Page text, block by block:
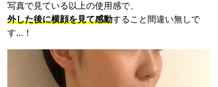
写真で見ている以上の使用感で、
外した後に横顔を見て感動すること間違い無しで
す…！